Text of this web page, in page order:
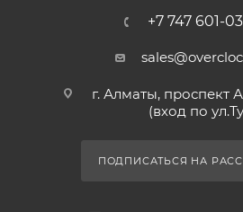
+7 747 601-
г. Алматы, проспект
(вход по
ПОДПИСАТЬСЯ НА